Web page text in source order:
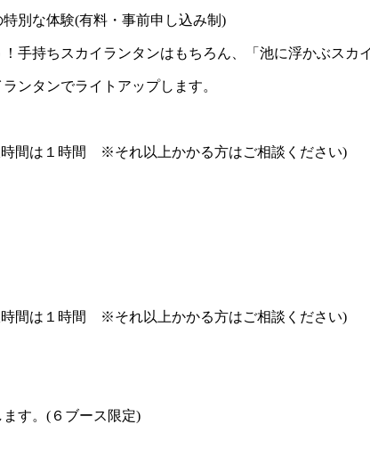
別な体験(有料・事前申し込み制)
手持ちスカイランタンはもちろん、「池に浮かぶスカ
ンタンでライトアップします。
間は１時間 ※それ以上かかる方はご相談ください)
間は１時間 ※それ以上かかる方はご相談ください)
す。(６ブース限定)